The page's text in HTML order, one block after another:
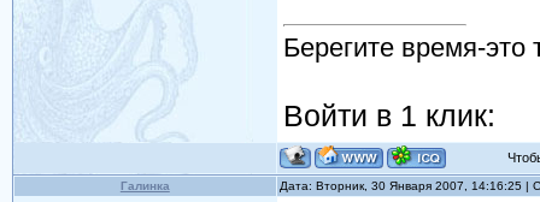
Берегите время-это
Войти в 1 клик:
Галинка Дата: Вторник, 30 Января 2007, 14:16:25 |